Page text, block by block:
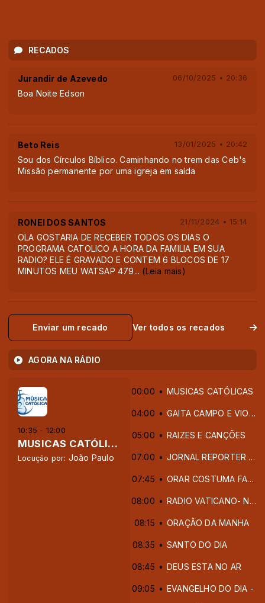
RECADOS
Jurandir de Azevedo 06/10/2025 • 20:36
Boa Noite Edson
Beto Reis 13/01/2025 • 20:42
Sou dos Círculos Bíblico. Caminhando no trem das Ceb's
Missão permanente por uma igreja em saída
RONEI DOS SANTOS 21/11/2024 • 15:14
OLA GOSTARIA DE RECEBER TODOS OS DIAS O
PROGRAMA CATOLICO A HORA DA FAMILIA EM SUA
RADIO? ELE É GRAVADO E CONTEM 6 BLOCOS DE 17
MINUTOS MEU WATSAP 479... (Leia mais)
Enviar um recado Ver todos os recados
AGORA NA RÁDIO
10:35 - 12:00
MUSICAS CATÓLICAS
Locução por: João Paulo
00:00 MUSICAS CATÓLICAS
04:00 GAITA CAMPO E VIOLÃO
05:00 RAIZES E CANÇÕES
07:00 JORNAL REPORTER BRASIL
07:45 ORAR COSTUMA FAZER BEM
08:00 RADIO VATICANO- NOTICIAS DO VATICANO
08:15 ORAÇÃO DA MANHA
08:35 SANTO DO DIA
08:45 DEUS ESTA NO AR
09:05 EVANGELHO DO DIA -